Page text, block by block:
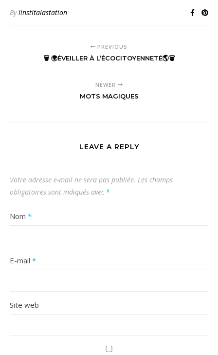
Bylinstitalastation
PREVIOUS
🗑 🌍ÉVEILLER À L’ÉCOCITOYENNETÉ🌎🗑
NEWER
MOTS MAGIQUES
LEAVE A REPLY
Votre adresse e-mail ne sera pas publiée. Les champs
obligatoires sont indiqués avec *
Nom *
E-mail *
Site web